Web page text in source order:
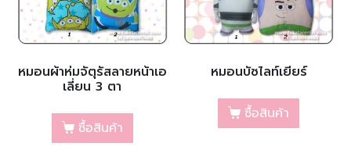
หมอนผ้าห่มจัตุรัสลายหน้าเอ
เลี่ยน 3 ตา
ซื้อสินค้า
หมอนบัซไลท์เยียร์
ซื้อสินค้า